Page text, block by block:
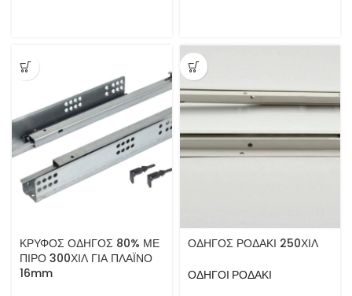
ΚΡΥΦΟΣ ΟΔΗΓΟΣ 80% ΜΕ
ΠΙΡΟ 300ΧΙΛ ΓΙΑ ΠΛΑΪΝΟ
16mm
ΟΔΗΓΟΣ ΡΟΔΑΚΙ 250ΧΙΛ
ΟΔΗΓΟΙ ΡΟΔΑΚΙ